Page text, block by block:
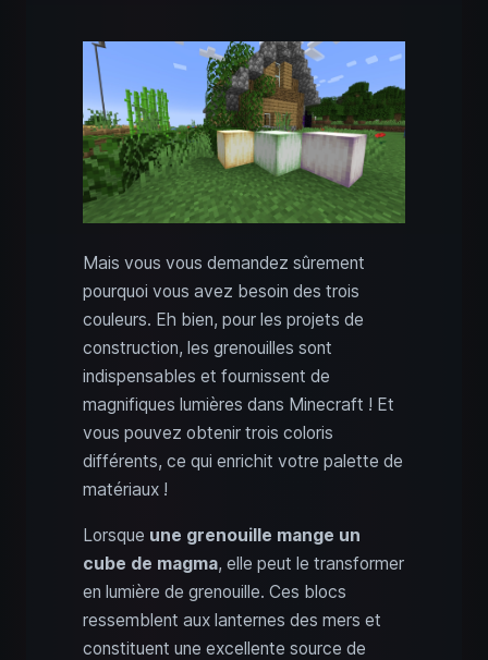
Mais vous vous demandez sûrement
pourquoi vous avez besoin des trois
couleurs. Eh bien, pour les projets de
construction, les grenouilles sont
indispensables et fournissent de
magnifiques lumières dans Minecraft ! Et
vous pouvez obtenir trois coloris
différents, ce qui enrichit votre palette de
matériaux !
Lorsque une grenouille mange un
cube de magma, elle peut le transformer
en lumière de grenouille. Ces blocs
ressemblent aux lanternes des mers et
constituent une excellente source de